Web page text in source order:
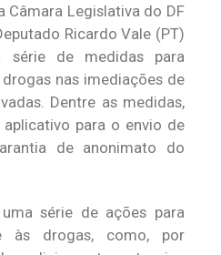
Câmara Legislativa do DF
Ricardo Vale (PT)
série de medidas para
nas imediações de
Dentre as medidas,
para o envio de
de anonimato do
série de ações para
às drogas, como, por